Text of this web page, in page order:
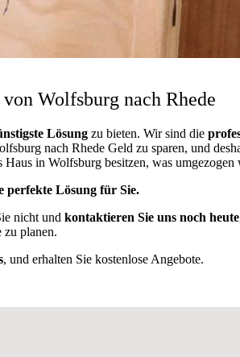
Wolfsburg nach Rhede
Lösungzu bieten. Wir sind die
nach Rhede Geld zu sparen, und
in Wolfsburg besitzen, was umgezogen
perfekte Lösung für Sie.
nicht und kontaktieren Sie uns noch heute
zu planen.
, und erhalten Sie kostenlose Angebote.